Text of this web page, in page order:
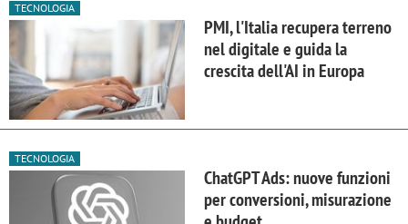
TECNOLOGIA
PMI, l'Italia recupera terreno
nel digitale e guida la
crescita dell'AI in Europa
TECNOLOGIA
ChatGPT Ads: nuove funzioni
per conversioni, misurazione